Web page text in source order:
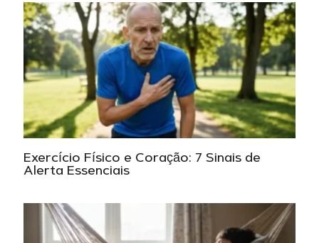
Exercício Físico e Coração: 7 Sinais de
Alerta Essenciais